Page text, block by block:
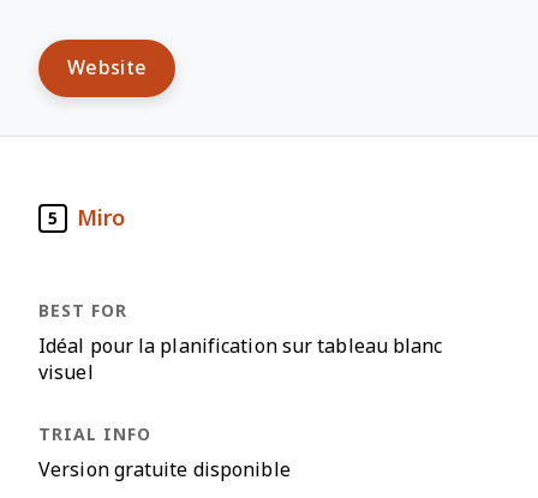
Website
5 Miro
Idéal pour la planification sur tableau blanc
visuel
Version gratuite disponible